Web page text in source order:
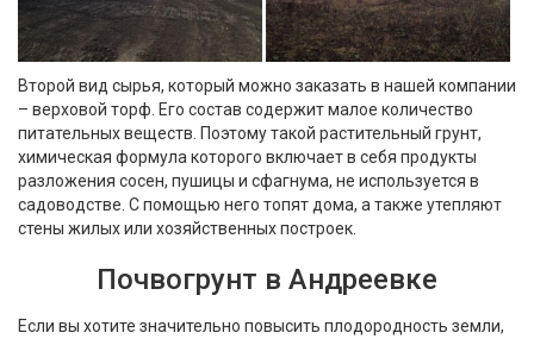
Второй вид сырья, который можно заказать в нашей компании
– верховой торф. Его состав содержит малое количество
питательных веществ. Поэтому такой растительный грунт,
химическая формула которого включает в себя продукты
разложения сосен, пушицы и сфагнума, не используется в
садоводстве. С помощью него топят дома, а также утепляют
стены жилых или хозяйственных построек.
Почвогрунт в Андреевке
Если вы хотите значительно повысить плодородность земли,